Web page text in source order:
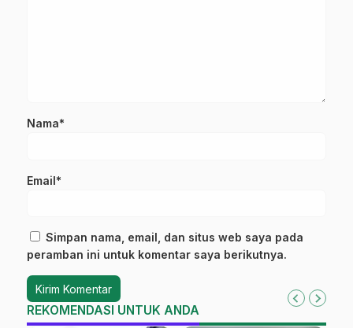
Nama*
Email*
Simpan nama, email, dan situs web saya pada
peramban ini untuk komentar saya berikutnya.
REKOMENDASI UNTUK ANDA